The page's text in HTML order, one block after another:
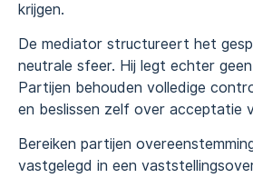
krijgen.
De mediator structureert het
neutrale sfeer. Hij legt echter
Partijen behouden volledige
en beslissen zelf over acceptatie
Bereiken partijen
vastgelegd in een